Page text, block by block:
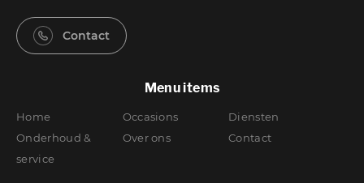
Contact
Menu items
Home Occasions
Diensten
Onderhoud &
service
Over ons Contact